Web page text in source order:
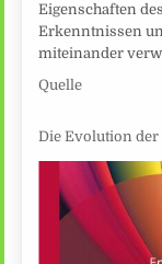
Eigenschaften
Erkenntnissen
miteinander
Quelle
Die Evolution der